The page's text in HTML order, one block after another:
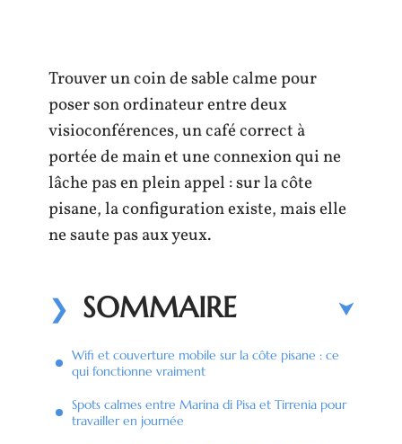
Trouver un coin de sable calme pour
poser son ordinateur entre deux
visioconférences, un café correct à
portée de main et une connexion qui ne
lâche pas en plein appel : sur la côte
pisane, la configuration existe, mais elle
ne saute pas aux yeux.
SOMMAIRE
Wifi et couverture mobile sur la côte pisane : ce
qui fonctionne vraiment
Spots calmes entre Marina di Pisa et Tirrenia pour
travailler en journée